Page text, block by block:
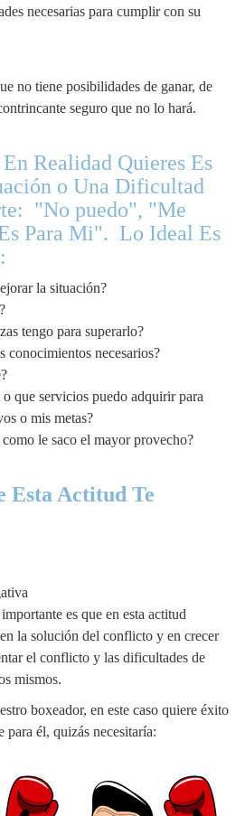
necesarias para cumplir con su
no tiene posibilidades de ganar, de
seguro que no lo hará.
Realidad Quieres Es
o Una Dificultad
"No puedo", "Me
Para Mi". Lo Ideal Es
la situación?
tengo para superarlo?
conocimientos necesarios?
que servicios puedo adquirir para
o mis metas?
le saco el mayor provecho?
Esta Actitud Te
es que en esta actitud
la solución del conflicto y en crecer
el conflicto y las dificultades de
mismos.
boxeador, en este caso quiere éxito
para él, quizás necesitaría: